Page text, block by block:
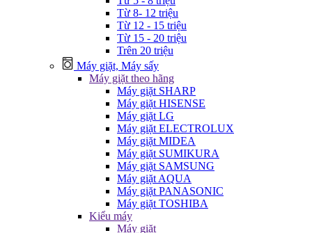
Từ 8- 12 triệu
Từ 12 - 15 triệu
Từ 15 - 20 triệu
Trên 20 triệu
Máy giặt, Máy sấy
Máy giặt theo hãng
Máy giặt SHARP
Máy giặt HISENSE
Máy giặt LG
Máy giặt ELECTROLUX
Máy giặt MIDEA
Máy giặt SUMIKURA
Máy giặt SAMSUNG
Máy giặt AQUA
Máy giặt PANASONIC
Máy giặt TOSHIBA
Kiểu máy
Máy giặt